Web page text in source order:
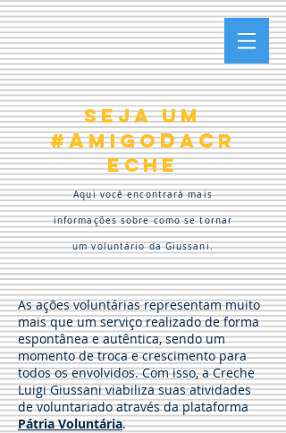
SEJA UM
#AmigoDaCr
eche
Aqui você encontrará mais
informações sobre como se tornar
um voluntário da Giussani.
As ações voluntárias representam muito
mais que um serviço realizado de forma
espontânea e autêntica, sendo um
momento de troca e crescimento para
todos os envolvidos. Com isso, a Creche
Luigi Giussani viabiliza suas atividades
de voluntariado através da plataforma
Pátria Voluntária.